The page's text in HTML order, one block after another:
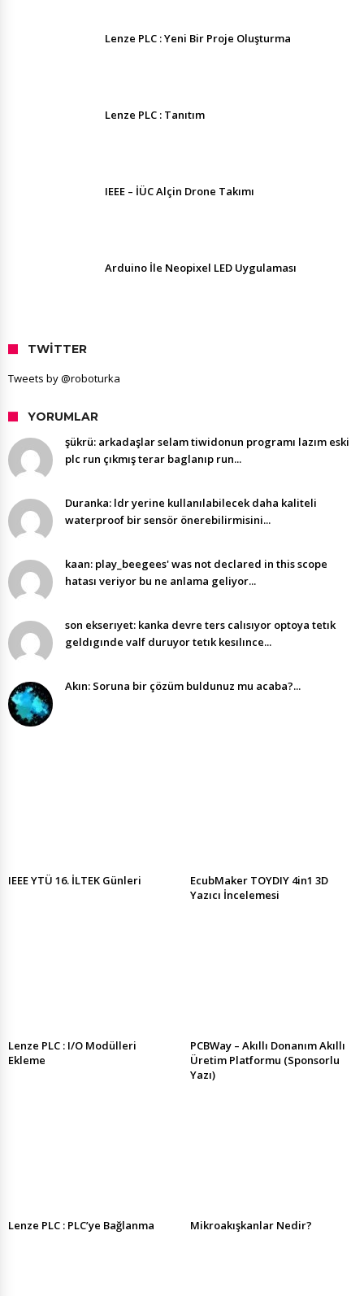
Lenze PLC : Yeni Bir Proje Oluşturma
Lenze PLC : Tanıtım
IEEE – İÜC Alçin Drone Takımı
Arduino İle Neopixel LED Uygulaması
TWITTER
Tweets by @roboturka
YORUMLAR
şükrü: arkadaşlar selam tiwidonun programı lazım eski
plc run çıkmış terar baglanıp run...
Duranka: ldr yerine kullanılabilecek daha kaliteli
waterproof bir sensör önerebilirmisini...
kaan: play_beegees' was not declared in this scope
hatası veriyor bu ne anlama geliyor...
son ekserıyet: kanka devre ters calısıyor optoya tetık
geldıgınde valf duruyor tetık kesılınce...
Akın: Soruna bir çözüm buldunuz mu acaba?...
IEEE YTÜ 16. İLTEK Günleri
EcubMaker TOYDIY 4in1 3D
Yazıcı İncelemesi
Lenze PLC : I/O Modülleri
Ekleme
PCBWay – Akıllı Donanım Akıllı
Üretim Platformu (Sponsorlu
Yazı)
Lenze PLC : PLC’ye Bağlanma Mikroakışkanlar Nedir?